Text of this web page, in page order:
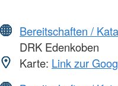
Bereitschaften /
DRK Edenkoben
Karte: Link zur